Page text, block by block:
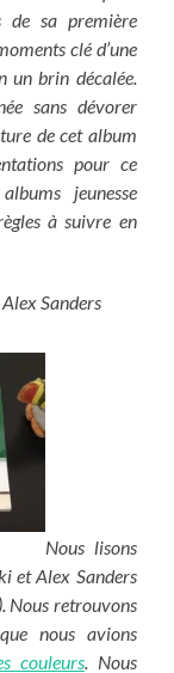
de sa première
clé d’une
un brin décalée.
sans dévorer
de cet album
pour ce
jeunesse
à suivre en
Sanders
Nous lisons
et Alex Sanders
Nous retrouvons
nous avions
couleurs. Nous